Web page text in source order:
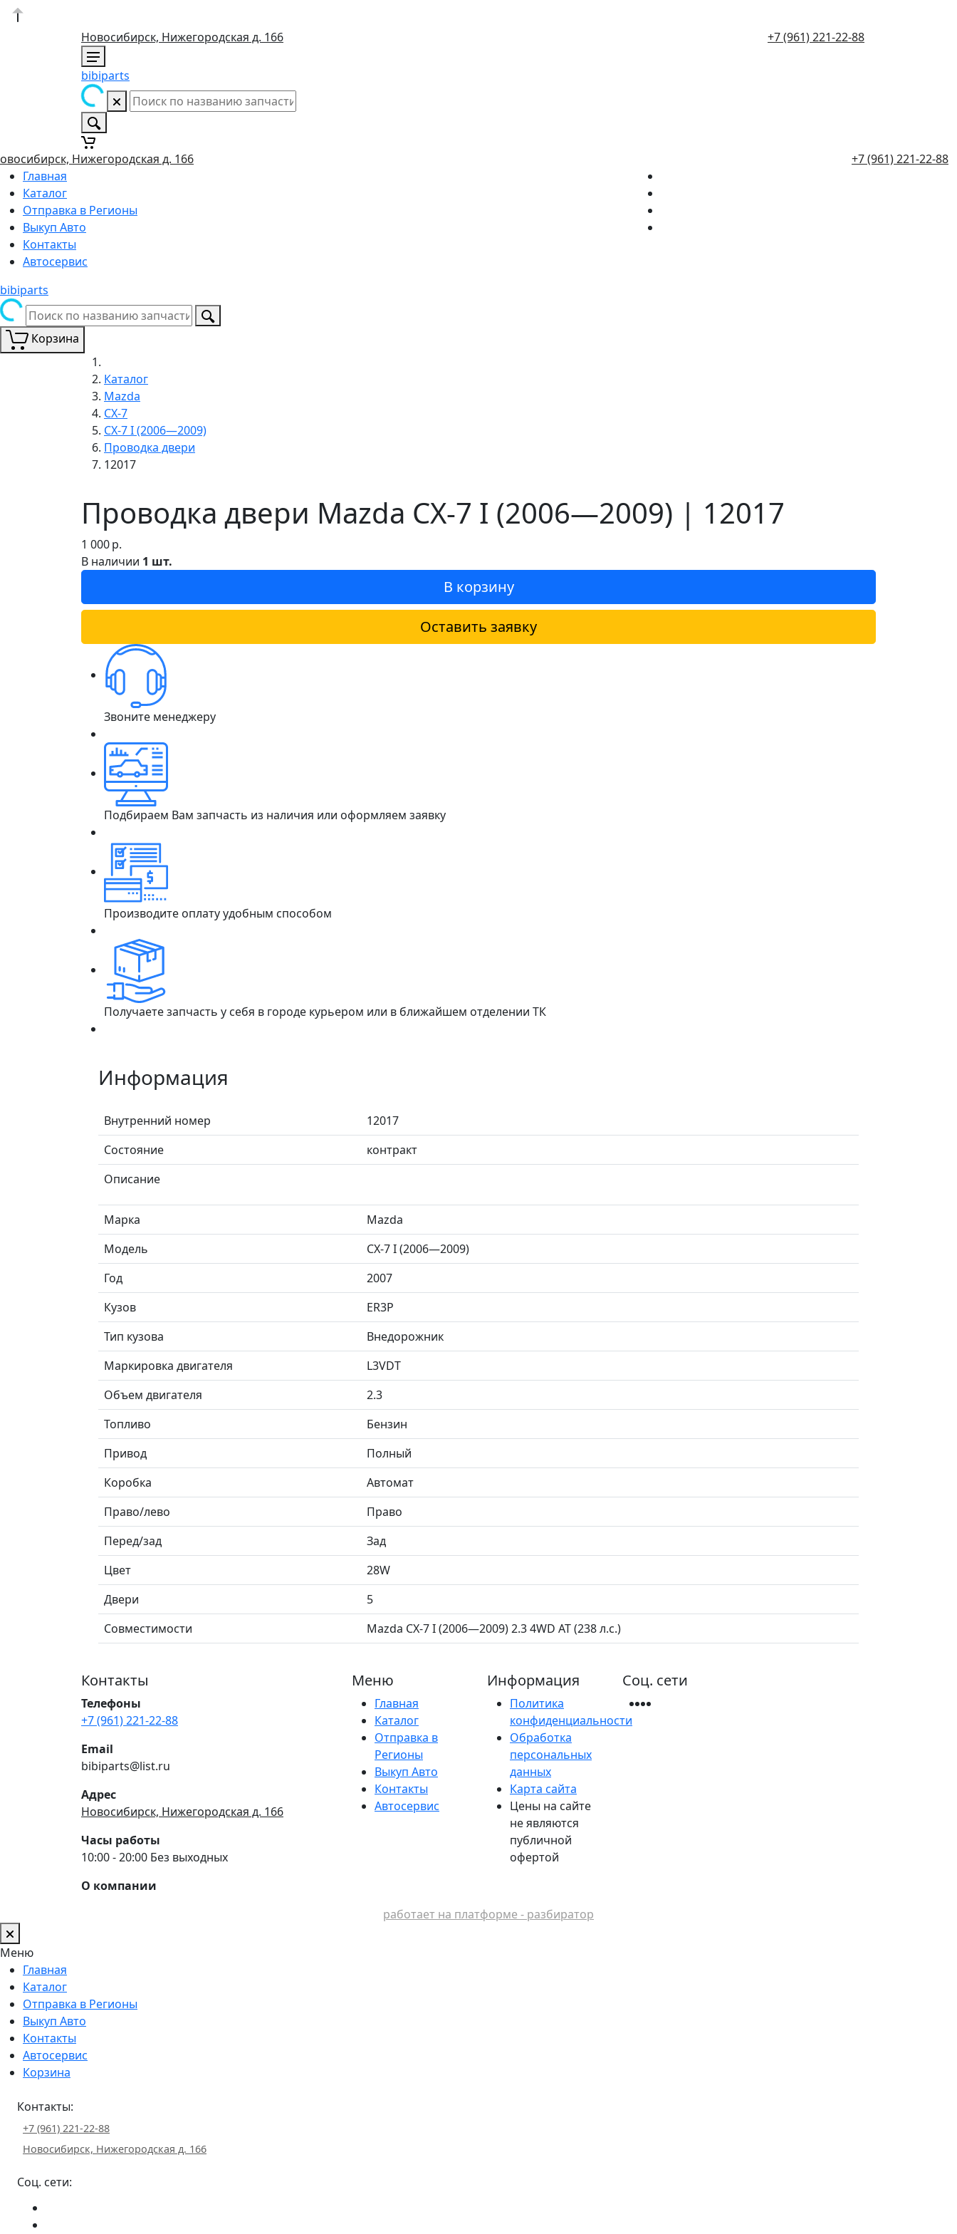
Новосибирск, Нижегородская д. 166 +7 (961) 221-22-88
bibiparts
Нижегородская д. 166
+7 (961) 221-22-88
Главная
Каталог
Отправка в Регионы
Выкуп Авто
Контакты
Автосервис
bibiparts
Корзина
Каталог
Mazda
CX-7
CX-7 I (2006—2009)
Проводка двери
12017
Проводка двери Mazda CX-7 I (2006—2009) | 12017
1 000р.
В наличии 1 шт.
В корзину
Оставить заявку
Звоните менеджеру
Подбираем Вам запчасть из наличия или оформляем заявку
Производите оплату удобным способом
Получаете запчасть у себя в городе курьером или в ближайшем отделении ТК
Информация
Внутренний номер
12017
Состояние
контракт
Описание
Марка
Mazda
Модель
CX-7 I (2006—2009)
Год
2007
Кузов
ER3P
Тип кузова
Внедорожник
Маркировка двигателя
L3VDT
Объем двигателя
2.3
Топливо
Бензин
Привод
Полный
Коробка
Автомат
Право/лево
Право
Перед/зад
Зад
Цвет
28W
Двери
5
Совместимости
Mazda CX-7 I (2006—2009) 2.3 4WD AT (238 л.с.)
Контакты
Телефоны
+7 (961) 221-22-88
Email
bibiparts@list.ru
Адрес
Новосибирск, Нижегородская д. 166
Часы работы
10:00 - 20:00 Без выходных
О компании
Меню
Главная
Каталог
Отправка в
Регионы
Выкуп Авто
Контакты
Автосервис
Информация
Политика
конфиденциальности
Обработка
персональных
данных
Карта сайта
Цены на сайте
не являются
публичной
офертой
Соц. сети
работает на платформе - разбиратор
Меню
Главная
Каталог
Отправка в Регионы
Выкуп Авто
Контакты
Автосервис
Корзина
Контакты:
+7 (961) 221-22-88
Новосибирск, Нижегородская д. 166
Соц. сети: